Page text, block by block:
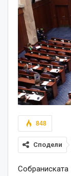
848
Сподели
Собраниската